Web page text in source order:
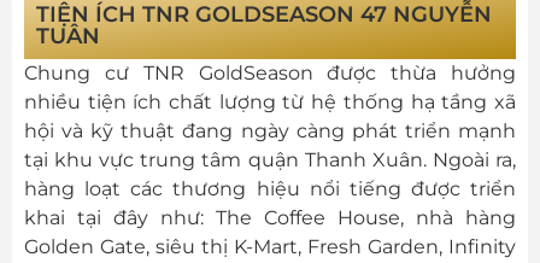
Kichi - Kichi
J.An Hair Dressing
LY Beauty & Spa
Winmart
ThanksAI
Infinity Fitness
TOPCV
Tech Brand
Passion Investment
Monkey
Siberian Wellness
Easy Mart
Ecokids
Base.vn
ALD
Nội thất NewSky
The Coffee House
Tiêm chủng Hồng Ngọc
TIỆN ÍCH TNR GOLDSEASON 47 NGUYỄN
TUÂN
Chung cư TNR GoldSeason được thừa hưởng
nhiều tiện ích chất lượng từ hệ thống hạ tầng xã
hội và kỹ thuật đang ngày càng phát triển mạnh
tại khu vực trung tâm quận Thanh Xuân. Ngoài ra,
hàng loạt các thương hiệu nổi tiếng được triển
khai tại đây như: The Coffee House, nhà hàng
Golden Gate, siêu thị K-Mart, Fresh Garden, Infinity